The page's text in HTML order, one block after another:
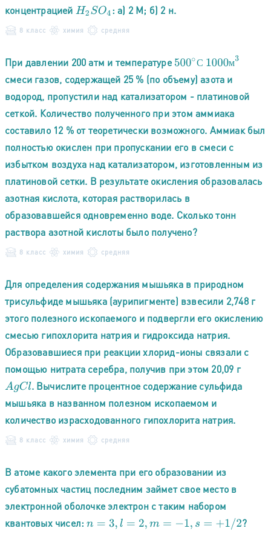
концентрацией H2SO4 : а) 2 М; б) 2 н.
8 класс химия средняя
При давлении 200 атм и температуре С
500∘С м
1000м3
смеси газов, содержащей 25 % (по объему) азота и
водород, пропустили над катализатором - платиновой
сеткой. Количество полученного при этом аммиака
составило 12 % от теоретически возможного. Аммиак был
полностью окислен при пропускании его в смеси с
избытком воздуха над катализатором, изготовленным из
платиновой сетки. В результате окисления образовалась
азотная кислота, которая растворилась в
образовавшейся одновременно воде. Сколько тонн
раствора азотной кислоты было получено?
8 класс химия средняя
Для определения содержания мышьяка в природном
трисульфиде мышьяка (аурипигменте) взвесили 2,748 г
этого полезного ископаемого и подвергли его окислению
смесью гипохлорита натрия и гидроксида натрия.
Образовавшиеся при реакции хлорид-ионы связали с
помощью нитрата серебра, получив при этом 20,09 г
AgCl . Вычислите процентное содержание сульфида
мышьяка в названном полезном ископаемом и
количество израсходованного гипохлорита натрия.
8 класс химия средняя
В атоме какого элемента при его образовании из
субатомных частиц последним займет свое место в
электронной оболочке электрон с таким набором
квантовых чисел:n= 3,l =2,m=− 1,s=+1/2
?